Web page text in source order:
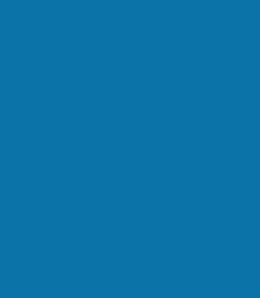
ویدیوهایی در شبکه‌های اجتماعی
بلندترین آسمان‌خراش پکن به زمین
این آسمان‌خراش که کاربردهای ترکیبی تجاری و اداری
‫در پی اصابت هواپیمای کوچک به این
پکن به ویژه منطقه‌ی تجاری که
اگر این خبر برای شما